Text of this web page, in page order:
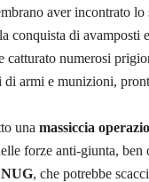
aver incontrato lo
conquista di avamposti
catturato numerosi
armi e munizioni,
una massiccia
forze anti-giunta, ben
, che potrebbe